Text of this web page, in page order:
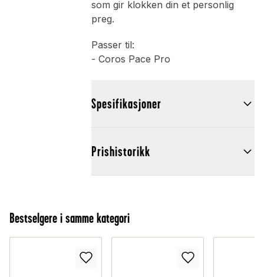
som gir klokken din et personlig
preg.
Passer til:
- Coros Pace Pro
Spesifikasjoner
Prishistorikk
Bestselgere i samme kategori